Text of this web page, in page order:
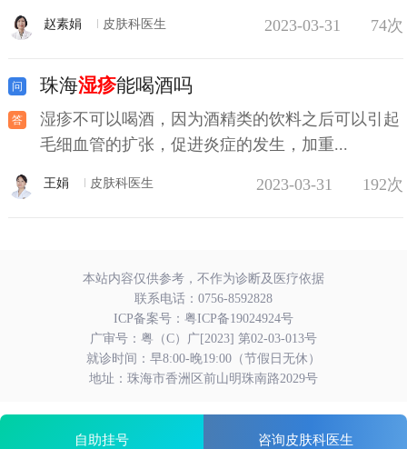
赵素娟 皮肤科医生 2023-03-31 74次
珠海湿疹能喝酒吗
湿疹不可以喝酒，因为酒精类的饮料之后可以引起
毛细血管的扩张，促进炎症的发生，加重...
王娟 皮肤科医生 2023-03-31 192次
本站内容仅供参考，不作为诊断及医疗依据
联系电话： 0756-8592828
ICP备案号： 粤ICP备19024924号
广审号：粤（C）广[2023] 第02-03-013号
就诊时间：早8:00-晚19:00（节假日无休）
地址：珠海市香洲区前山明珠南路2029号
自助挂号 咨询皮肤科医生